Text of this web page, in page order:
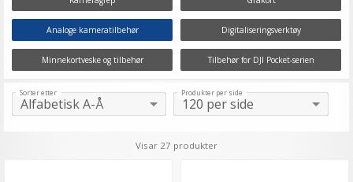
Analoge kameratilbehør Digitaliseringsverktøy
Minnekortveske og tilbehør Tilbehør for DJI Pocket-serien
Sorter etter Produkter per side
Visar 27 produkter